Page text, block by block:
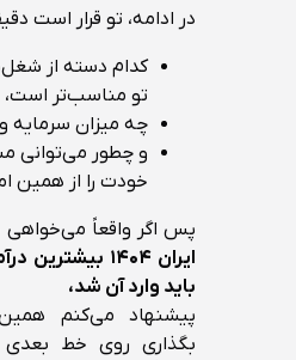
در ادامه، تو قرار است
کدام دسته از
تو مناسب‌تر است،
چه میزان سرمایه و
و چطور می‌توانی
خودت را از همین
پس اگر واقعاً می‌خواهی
ایران ۱۴۰۴
باید وارد آن شد،
پیشنهاد می‌کنم همین
بگذاری روی خط